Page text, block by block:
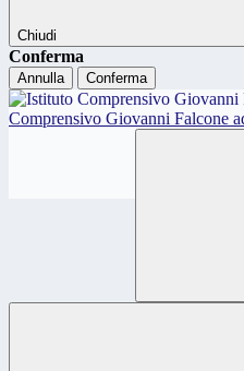
Chiudi
Conferma
Annulla Conferma
Comprensivo Giovanni Falcone